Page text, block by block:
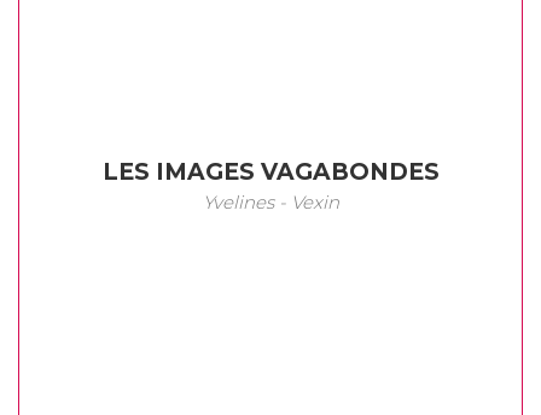
LES IMAGES VAGABONDES
Yvelines - Vexin